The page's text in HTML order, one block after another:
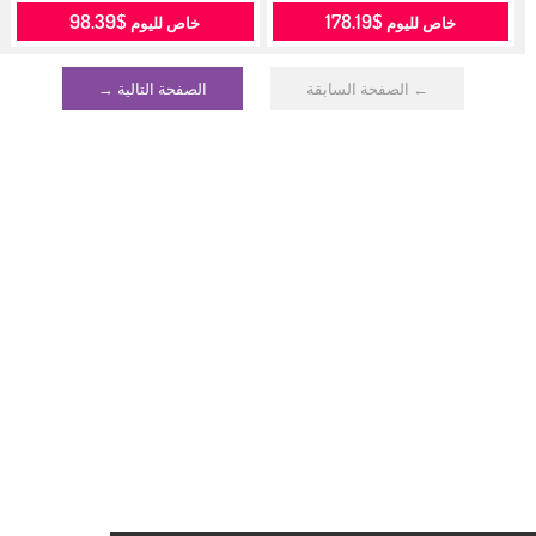
خاص لليوم$178.19 خاص لليوم $98.39
← الصفحة السابقة الصفحة التالية →